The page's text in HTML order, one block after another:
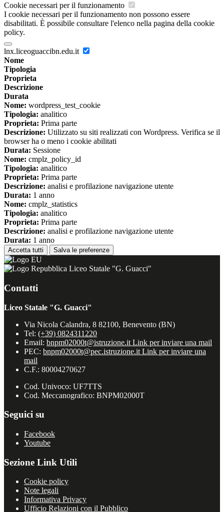
Cookie necessari per il funzionamento
I cookie necessari per il funzionamento non possono essere
disabilitati. È possibile consultare l'elenco nella pagina della cookie
policy.
lnx.liceoguaccibn.edu.it
Nome
Tipologia
Proprieta
Descrizione
Durata
Nome: wordpress_test_cookie
Tipologia: analitico
Proprieta: Prima parte
Descrizione: Utilizzato su siti realizzati con Wordpress. Verifica se il
browser ha o meno i cookie abilitati
Durata: Sessione
Nome: cmplz_policy_id
Tipologia: analitico
Proprieta: Prima parte
Descrizione: analisi e profilazione navigazione utente
Durata: 1 anno
Nome: cmplz_statistics
Tipologia: analitico
Proprieta: Prima parte
Descrizione: analisi e profilazione navigazione utente
Durata: 1 anno
Accetta tutti Salva le preferenze
Liceo Statale "G. Guacci"
Contatti
Liceo Statale "G. Guacci"
Via Nicola Calandra, 8 82100, Benevento (BN)
Tel: (+39) 0824311220
Email: bnpm02000t@istruzione.it Link per inviare una mail
PEC: bnpm02000t@pec.istruzione.it Link per inviare una
mail
C.F.: 80004270627
Cod. Univoco: UF7TTS
Cod. Meccanografico: BNPM02000T
Seguici su
Facebook
Youtube
Sezione Link Utili
Cookie policy
Note legali
Informativa Privacy
Ufficio Relazioni con il Pubblico